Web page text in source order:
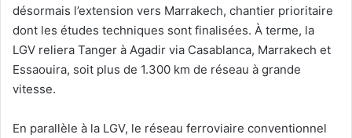
désormais l’extension vers Marrakech, chantier prioritaire
dont les études techniques sont finalisées. À terme, la
LGV reliera Tanger à Agadir via Casablanca, Marrakech et
Essaouira, soit plus de 1.300 km de réseau à grande
vitesse.
En parallèle à la LGV, le réseau ferroviaire conventionnel